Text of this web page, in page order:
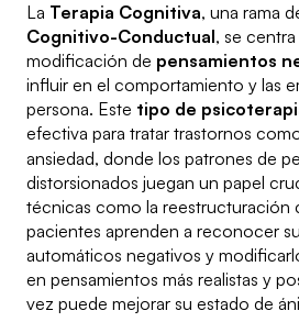
La Terapia Cognitiva, una rama
Cognitivo-Conductual, se
modificación de pensamientos
influir en el comportamiento y las
persona. Este tipo de
efectiva para tratar trastornos
ansiedad, donde los patrones de
distorsionados juegan un papel
técnicas como la reestructuración
pacientes aprenden a reconocer
automáticos negativos y
en pensamientos más realistas y
vez puede mejorar su estado de